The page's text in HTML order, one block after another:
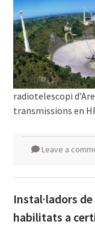
radiotelescopi
transmissions en
Leave a
Instal·ladors
habilitats a